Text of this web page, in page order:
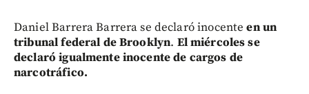
Daniel Barrera Barrera se declaró inocenteen un
tribunal federal de Brooklyn. El miércoles se
declaró igualmente inocente de cargos de
narcotráfico.